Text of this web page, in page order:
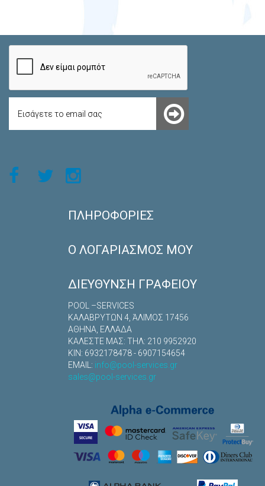
ΠΛΗΡΟΦΟΡΊΕΣ
Ο ΛΟΓΑΡΙΑΣΜΌΣ ΜΟΥ
ΔΙΕΎΘΥΝΣΗ ΓΡΑΦΕΊΟΥ
POOL –SERVICES
ΚΑΛΑΒΡYΤΩΝ 4, ΆΛΙΜΟΣ 17456
ΑΘΗΝΑ, ΕΛΛΑΔΑ
ΚΑΛΕΣΤΕ ΜΑΣ: TΗΛ: 210 9952920
ΚΙΝ: 6932178478 - 6907154654
EMAIL: info@pool-services.gr
sales@pool-services.gr